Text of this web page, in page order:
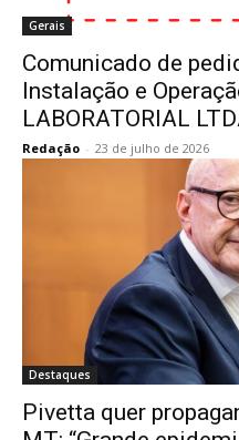
Gerais
Comunicado de
Instalação e
LABORATORIAL
Redação - 23 de julho de 2026
Destaques
Pivetta quer